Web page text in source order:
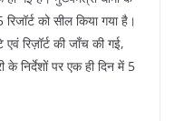
n को सील किया गया है।
एवं रिज़ॉर्ट की जाँच की गई,
के निर्देशों पर एक ही दिन में 5